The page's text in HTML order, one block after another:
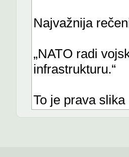
Najvažnija
„NATO radi
infrastrukturu.“
To je prava